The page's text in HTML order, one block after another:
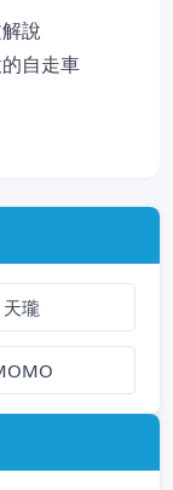
說
自走車
天瓏